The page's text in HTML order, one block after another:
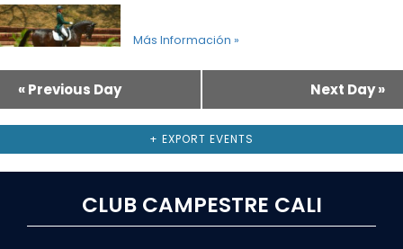
Más Información »
Navegación
por
Día
«Previous Day Next Day»
+ EXPORT EVENTS
CLUB CAMPESTRE CALI